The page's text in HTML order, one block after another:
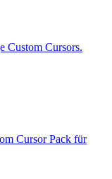
Custom Cursors.
Cursor Pack für